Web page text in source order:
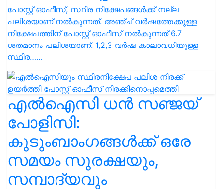
പോസ്റ്റ് ഓഫീസ്, സ്ഥിര നിക്ഷേപങ്ങൾക്ക് നല്ല
പലിശയാണ് നൽകുന്നത്. അഞ്ച് വര്‍ഷത്തേക്കുള്ള
നിക്ഷേപത്തിന് പോസ്റ്റ് ഓഫീസ് നല്‍കുന്നത് 6.7
ശതമാനം പലിശയാണ്. 1,2,3 വർഷ കാലാവധിയുള്ള
സ്ഥിര……
എൽഐസി ധൻ സ‍ഞ്ജയ്
പോളിസി:
കുടുംബാംഗങ്ങൾക്ക് ഒരേ
സമയം സുരക്ഷയും,
സമ്പാദ്യവും